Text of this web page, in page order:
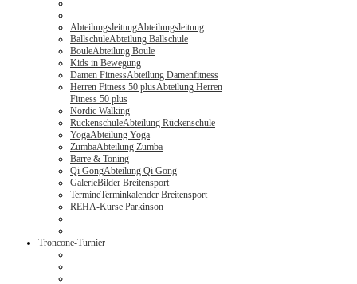
AbteilungsleitungAbteilungsleitung
BallschuleAbteilung Ballschule
BouleAbteilung Boule
Kids in Bewegung
Damen FitnessAbteilung Damenfitness
Herren Fitness 50 plusAbteilung Herren
Fitness 50 plus
Nordic Walking
RückenschuleAbteilung Rückenschule
YogaAbteilung Yoga
ZumbaAbteilung Zumba
Barre & Toning
Qi GongAbteilung Qi Gong
GalerieBilder Breitensport
TermineTerminkalender Breitensport
REHA-Kurse Parkinson
Troncone-Turnier